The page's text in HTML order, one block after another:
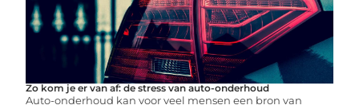
Zo kom je er van af: de stress van auto-onderhoud
Auto-onderhoud kan voor veel mensen een bron van